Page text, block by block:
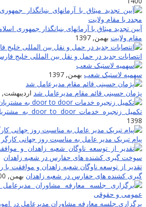
آیین تجدید میثاق با آرمانهای بنیانگذار جمهوری
مقام ولایت بهمن, 1397
انتصابات جدید در حمل و نقل بین المللی خلیج
سهمیه لاستیک شعب بهمن, 1397
پژمان حسینی قائم مقام مدیرعامل شد اردیبهشت, 1398
تکمیل زنجیره خدمات door to door به مشتریان بین المللى
1398
پیام تبریک مدیر عامل به مناسبت روز جهانی کارگر
تقدیر از توسعه ناوگان شعبه زاهدان و موافقت با
گیری کشنده های حفارس در شعبه زاهدان بهمن, 1400
برگزاری جلسه معارفه مشاوران مدیرعامل در